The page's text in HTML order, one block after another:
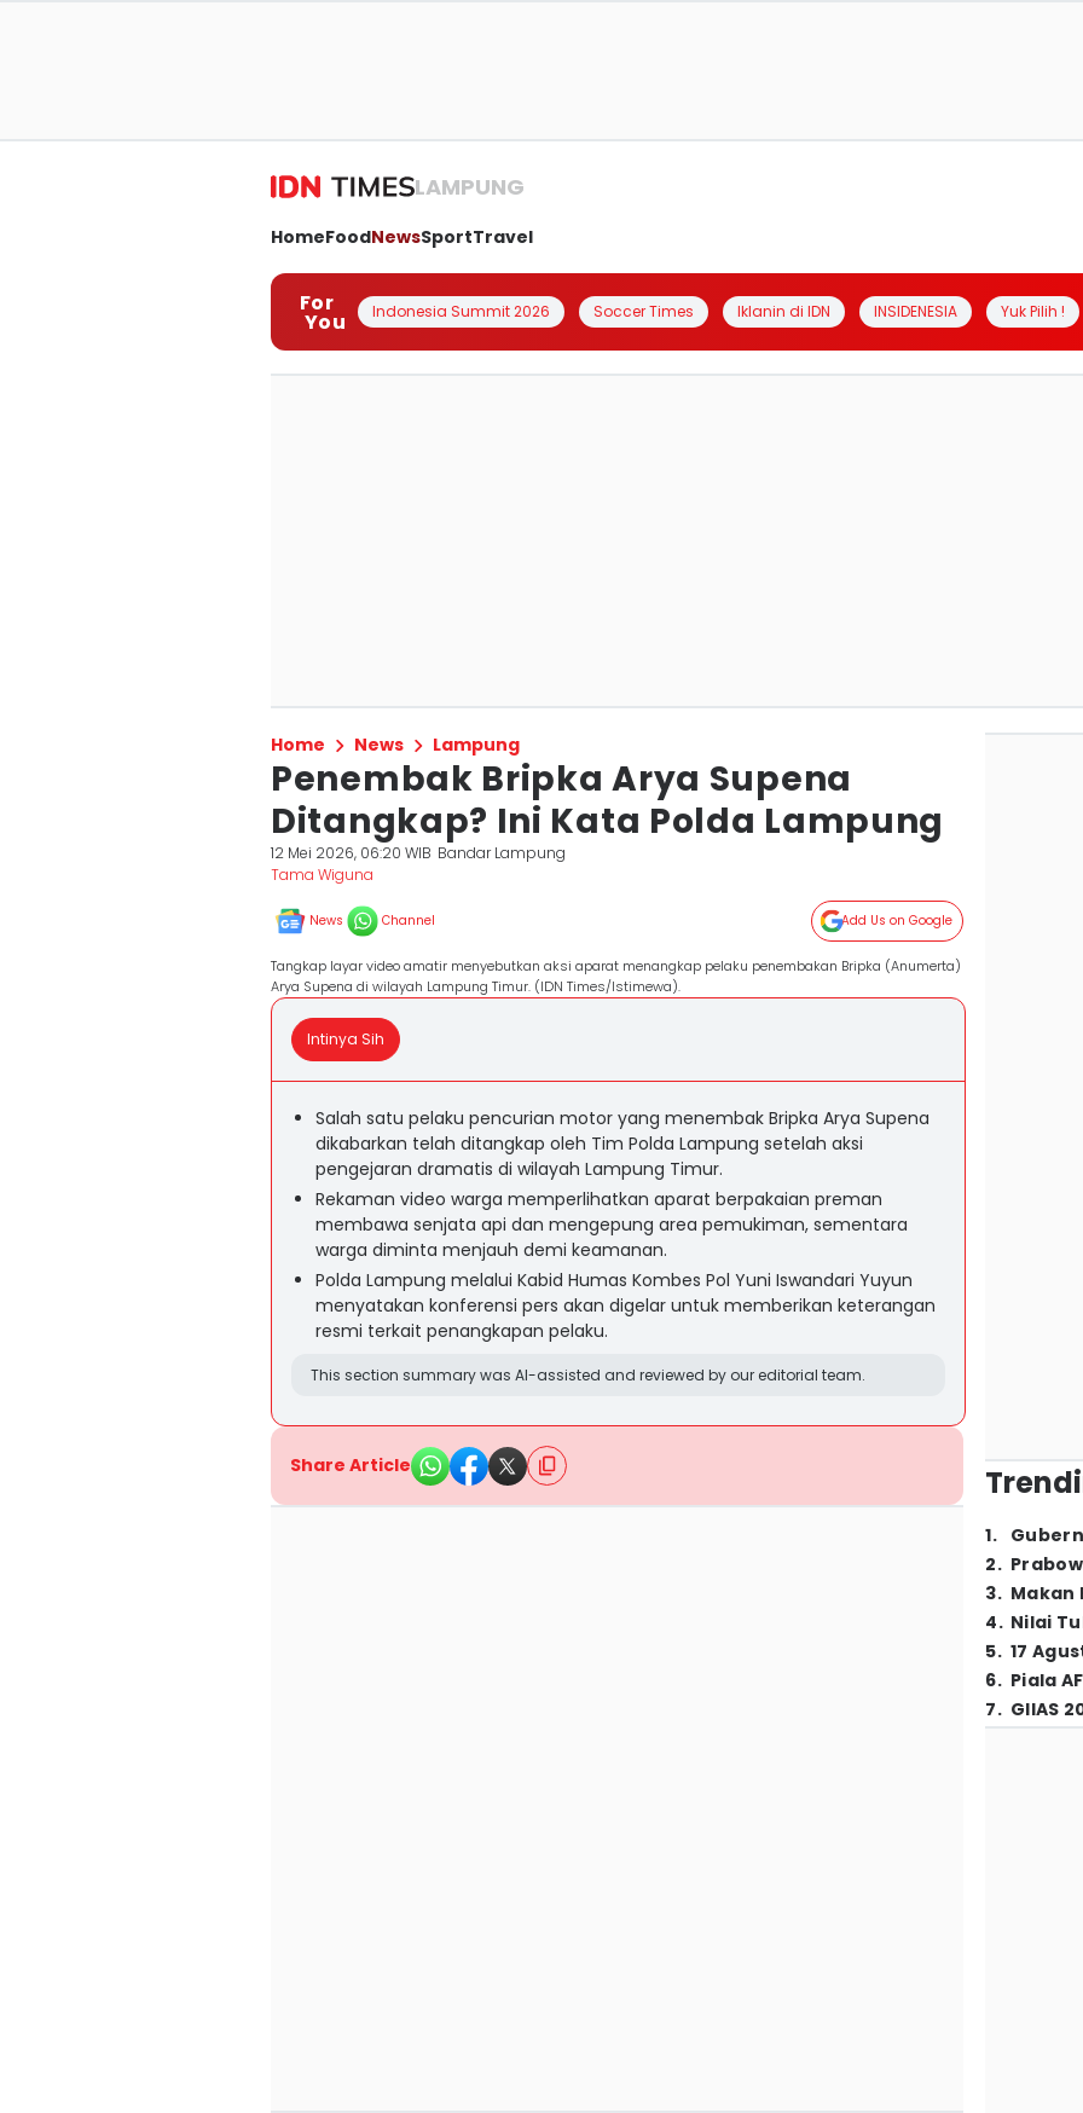
LAMPUNG
HomeFoodNewsSportTravel
For
You Indonesia Summit 2026 Soccer Times Iklanin di IDN INSIDENESIA Yuk Pilih !
Home News Lampung
Penembak Bripka Arya Supena
Ditangkap? Ini Kata Polda Lampung
12 Mei 2026, 06:20 WIB Bandar Lampung
Tama Wiguna
News Channel Add Us on Google
Tangkap layar video amatir menyebutkan aksi aparat menangkap pelaku penembakan Bripka (Anumerta)
Arya Supena di wilayah Lampung Timur. (IDN Times/Istimewa).
Intinya Sih
Salah satu pelaku pencurian motor yang menembak Bripka Arya Supena
dikabarkan telah ditangkap oleh Tim Polda Lampung setelah aksi
pengejaran dramatis di wilayah Lampung Timur.
Rekaman video warga memperlihatkan aparat berpakaian preman
membawa senjata api dan mengepung area pemukiman, sementara
warga diminta menjauh demi keamanan.
Polda Lampung melalui Kabid Humas Kombes Pol Yuni Iswandari Yuyun
menyatakan konferensi pers akan digelar untuk memberikan keterangan
resmi terkait penangkapan pelaku.
This section summary was AI-assisted and reviewed by our editorial team.
Share Article
1.
2.
3. Makan
4. Nilai
5. 17
6. Piala
7. GIIAS